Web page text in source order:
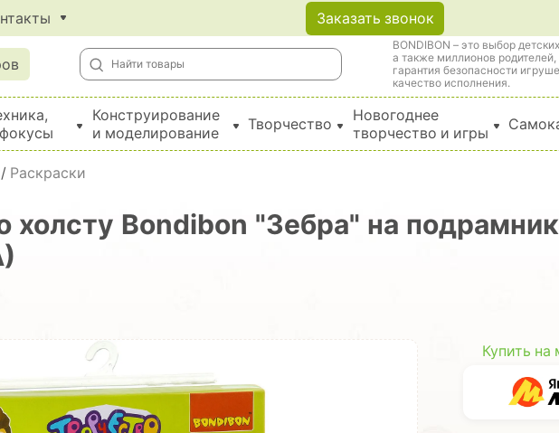
Заказать звонок
BONDIBON – это выбор
а также миллионов родителей,
гарантия безопасности
качество исполнения.
Конструирование
и моделирование
Творчество
Новогоднее
творчество и игры
/ Раскраски
холсту Bondibon "Зебра" на
Купить на